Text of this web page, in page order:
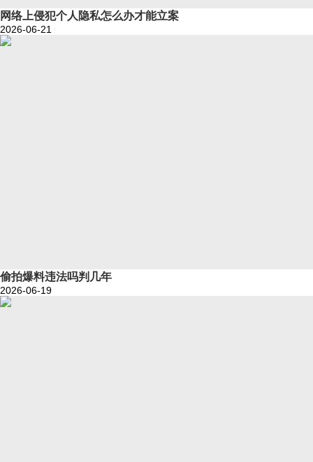
网络上侵犯个人隐私怎么办才能立案
2026-06-21
偷拍爆料违法吗判几年
2026-06-19